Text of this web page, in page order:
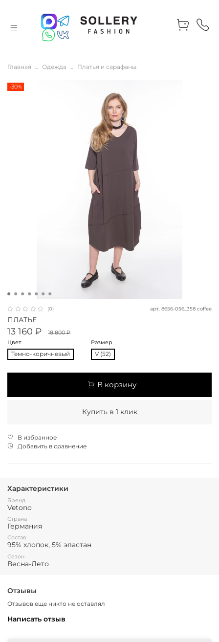
Главная Одежда Платья и сарафаны
-30%
(0) арт. 8656-056_358 coffee
ПЛАТЬЕ
13 160 ₽
18 800 ₽
Цвет
Темно-коричневый
Размер
V (52)
В корзину
Купить в 1 клик
В избранное
Добавить в сравнение
Характеристики
Бренд
Vetono
Страна
Германия
Состав
95% хлопок, 5% эластан
Сезон
Весна-Лето
Отзывы
Отзывов еще никто не оставлял
Написать отзыв